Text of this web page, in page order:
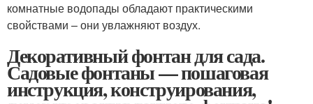
комнатные водопады обладают практическими
свойствами – они увлажняют воздух.
Декоративный фонтан для сада.
Садовые фонтаны — пошаговая
инструкция, конструирования,